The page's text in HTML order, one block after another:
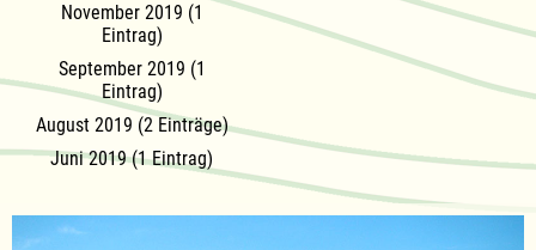
November 2019 (1
Eintrag)
September 2019 (1
Eintrag)
August 2019 (2 Einträge)
Juni 2019 (1 Eintrag)